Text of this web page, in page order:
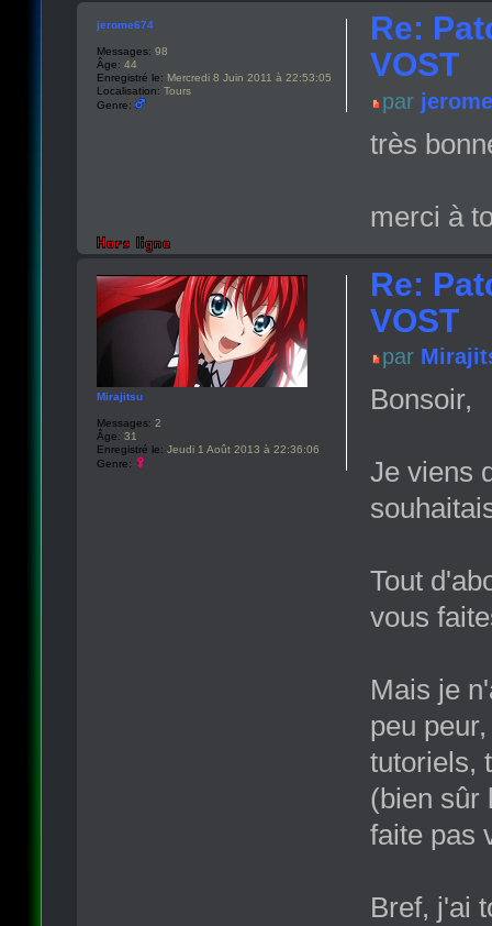
Re:
VOST
par
très
merci à
jerome674
Messages: 98
Âge: 44
Enregistré le: Mercredi 8 Juin 2011 à 22:53:05
Localisation: Tours
Genre:
Re:
VOST
par
Bonsoir,
Je viens
Tout
vous
Mais je
peu
tutoriels,
(bien sûr
faite pas
Bref, j'ai
Mirajitsu
Messages: 2
Âge: 31
Enregistré le: Jeudi 1 Août 2013 à 22:36:06
Genre: